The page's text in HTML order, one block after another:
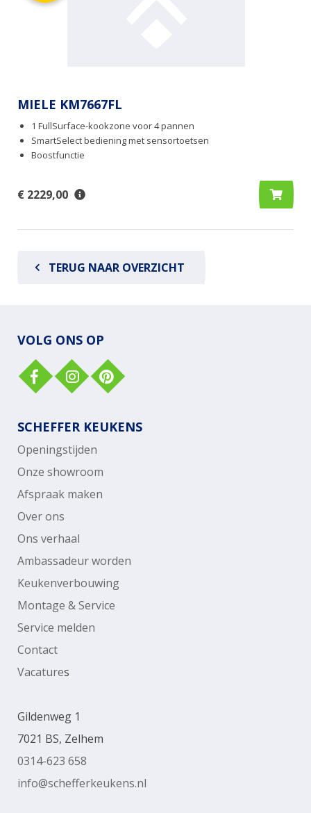
MIELE KM7667FL
1 FullSurface-kookzone voor 4 pannen
SmartSelect bediening met sensortoetsen
Boostfunctie
€ 2229,00
TERUG NAAR OVERZICHT
VOLG ONS OP
SCHEFFER KEUKENS
Openingstijden
Onze showroom
Afspraak maken
Over ons
Ons verhaal
Ambassadeur worden
Keukenverbouwing
Montage & Service
Service melden
Contact
Vacatures
Gildenweg 1
7021 BS, Zelhem
0314-623 658
info@schefferkeukens.nl